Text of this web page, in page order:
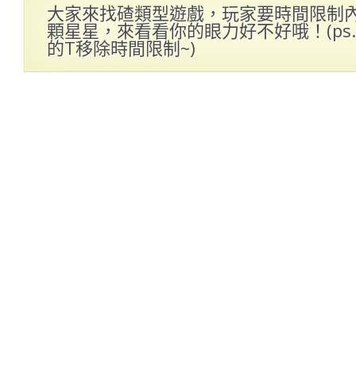
大家來找碴類型遊戲，玩家要時間限制
顆星星，來看看你的眼力好不好哦！
的T移除時間限制~)